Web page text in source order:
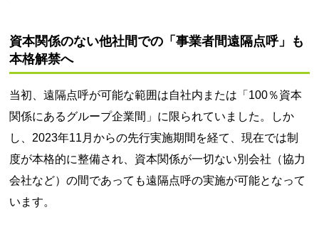
資本関係のない他社間での「事業者間遠隔点呼」も
本格解禁へ
当初、遠隔点呼が可能な範囲は自社内または「100％資本
関係にあるグループ企業間」に限られていました。しか
し、2023年11月からの先行実施期間を経て、現在では制
度が本格的に整備され、資本関係が一切ない別会社（協力
会社など）の間であっても遠隔点呼の実施が可能となって
います。